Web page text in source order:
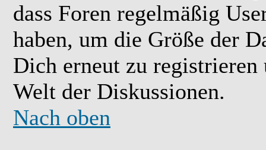
dass Foren regelmäßig
haben, um die Größe der
Dich erneut zu
Welt der Diskussionen.
Nach oben